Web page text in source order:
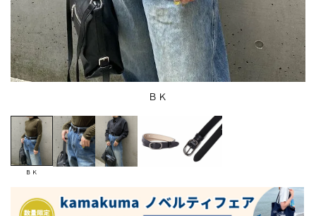
ＢＫ
ＢＫ